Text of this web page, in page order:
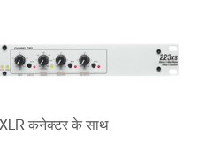
XLR कनेक्टर के साथ